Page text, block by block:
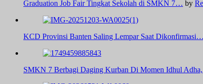
Graduation Job Fair Tingkat Sekolah di SMKN 7… by
KCD Provinsi Banten Saling Lempar Saat Dikonfirmasi…
SMKN 7 Berbagi Daging Kurban Di Momen Idhul